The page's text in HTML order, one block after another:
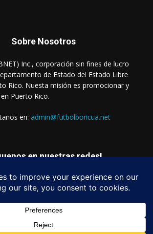
Sobre Nosotros
Inc., corporación sin fines de lucro
de Estado del Estado Libre
Rico. Nuesta misión es promocionar y
Puerto Rico.
en: admin@futbolboricua.net
en nuestras redes!
Boricua (FBNET) Inc.